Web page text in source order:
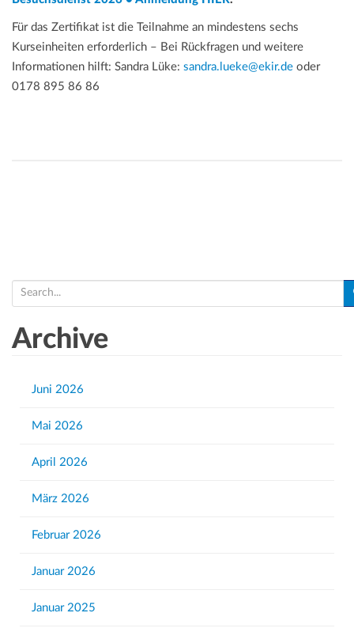
Für das Zertifikat ist die Teilnahme an mindestens sechs
Kurseinheiten erforderlich – Bei Rückfragen und weitere
Informationen hilft: Sandra Lüke: sandra.lueke@ekir.de oder
0178 895 86 86
e
rArchive
Juni 2026
Mai 2026
April 2026
März 2026
Februar 2026
Januar 2026
Januar 2025